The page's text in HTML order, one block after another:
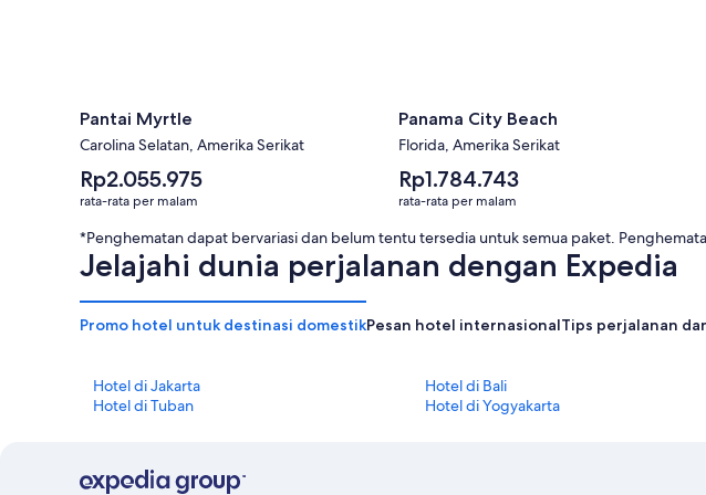
Pantai Myrtle
Carolina Selatan, Amerika Serikat
Harga
rata-
per
malam
Rp2.055.975
Rp2.055.975
rata-rata per malam
Panama City Beach
Florida, Amerika Serikat
Harga
rata-
per
Rp1.784.743
Rp1.784.743
rata-rata per malam
*Penghematan dapat bervariasi dan belum tentu tersedia untuk semua paket.
Jelajahi dunia perjalanan dengan Expedia
Promo hotel untuk destinasi domestikPesan hotel internasionalTips perjalanan
Hotel di Jakarta Hotel di Bali
Hotel di Tuban
Hotel di Yogyakarta